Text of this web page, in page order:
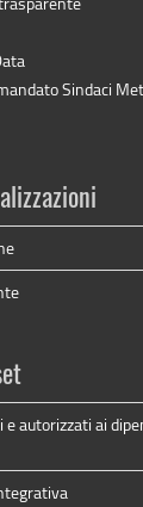
Sindaci
autorizzati ai